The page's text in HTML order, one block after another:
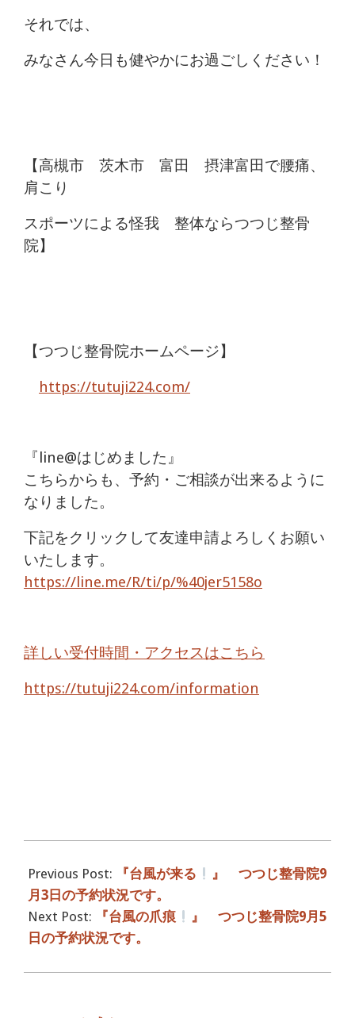
それでは、
みなさん今日も健やかにお過ごしください！
【高槻市 茨木市 富田 摂津富田で腰痛、
肩こり
スポーツによる怪我 整体ならつつじ整骨
院】
【つつじ整骨院ホームページ】
https://tutuji224.com/
『line@はじめました』
こちらからも、予約・ご相談が出来るように
なりました。
下記をクリックして友達申請よろしくお願い
いたします。
https://line.me/R/ti/p/%40jer5158o
詳しい受付時間・アクセスはこちら
https://tutuji224.com/information
09-
04
Previous Post: 『台風が来る
』 つつじ整骨院9
月3日の予約状況です。
Next Post:
『台風の爪痕
』 つつじ整骨院9月5
日の予約状況です。